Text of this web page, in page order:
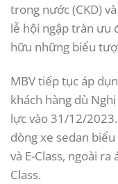
trong nước (CKD)
lễ hội ngập tràn ưu
hữu những biểu
MBV tiếp tục áp
khách hàng dù
lực vào 31/12/
dòng xe sedan
và E-Class, ngoài
Class.